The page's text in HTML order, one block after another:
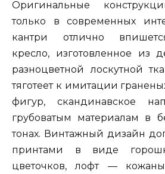
Оригинальные
только в современных
кантри отлично
кресло, изготовленное из
разноцветной лоскутной
тяготеет к имитации
фигур, скандинавское
грубоватым материалам в
тонах. Винтажный дизайн
принтами в виде
цветочков, лофт —